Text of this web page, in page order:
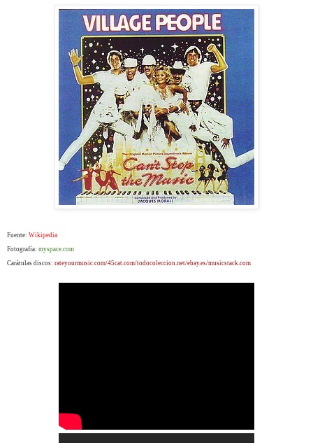
Fuente: Wikipedia
Fotografía: myspace.com
Carátulas discos: rateyourmusic.com/45cat.com/todocoleccion.net/ebay.es/musicstack.com